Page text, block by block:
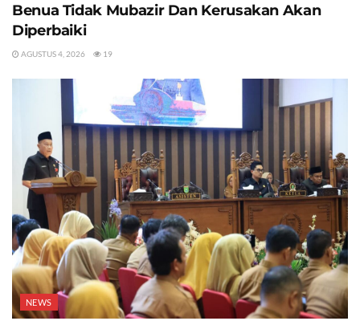
Benua Tidak Mubazir Dan Kerusakan Akan
Diperbaiki
AGUSTUS 4, 2026 19
NEWS